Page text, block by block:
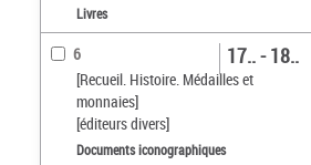
Livres
6
[Recueil. Histoire. Médailles et
monnaies]
[éditeurs divers]
17.. - 18..
Documents iconographiques